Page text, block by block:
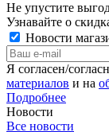
Не упустите
Узнавайте о
Новости
Я согласен/
материалов и на
Подробнее
Новости
Все новости